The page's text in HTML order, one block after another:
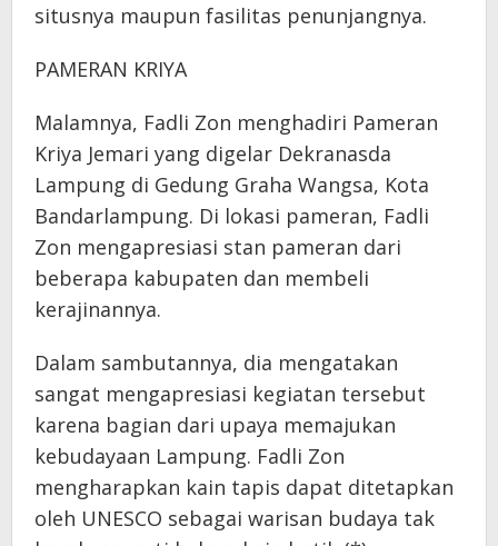
situsnya maupun fasilitas penunjangnya.
PAMERAN KRIYA
Malamnya, Fadli Zon menghadiri Pameran
Kriya Jemari yang digelar Dekranasda
Lampung di Gedung Graha Wangsa, Kota
Bandarlampung. Di lokasi pameran, Fadli
Zon mengapresiasi stan pameran dari
beberapa kabupaten dan membeli
kerajinannya.
Dalam sambutannya, dia mengatakan
sangat mengapresiasi kegiatan tersebut
karena bagian dari upaya memajukan
kebudayaan Lampung. Fadli Zon
mengharapkan kain tapis dapat ditetapkan
oleh UNESCO sebagai warisan budaya tak